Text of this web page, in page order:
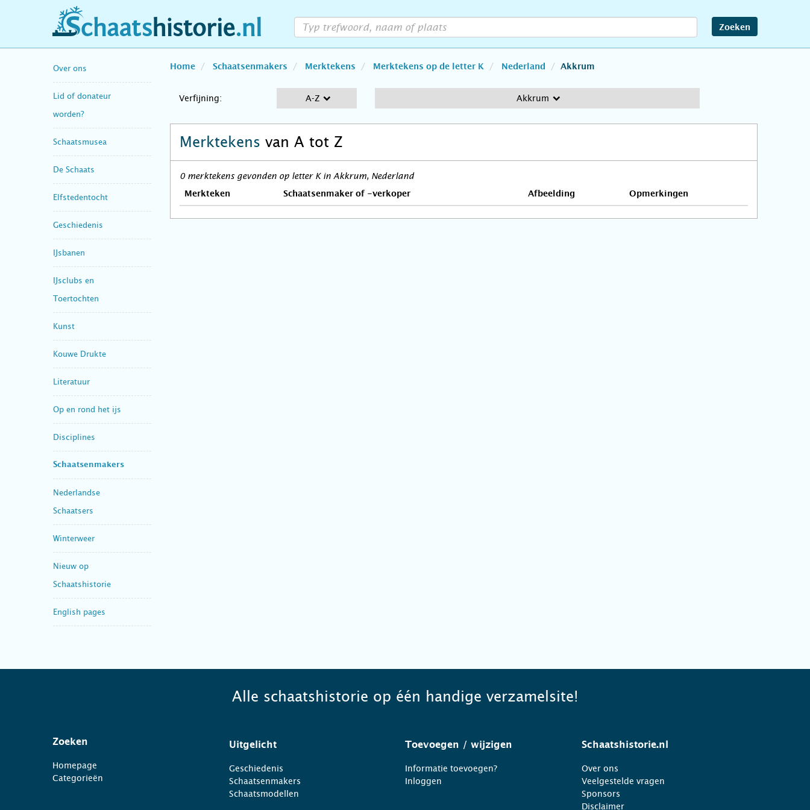
schaatshistorie.nl Zoeken
Over ons
Lid of donateur
worden?
Schaatsmusea
De Schaats
Elfstedentocht
Geschiedenis
IJsbanen
IJsclubs en
Toertochten
Kunst
Kouwe Drukte
Literatuur
Op en rond het ijs
Disciplines
Schaatsenmakers
Nederlandse
Schaatsers
Winterweer
Nieuw op
Schaatshistorie
English pages
Home Schaatsenmakers Merktekens Merktekens op de letter K Nederland Akkrum
Verfijning: A-Z Akkrum
Merktekens van A tot Z
0 merktekens gevonden op letter K in Akkrum, Nederland
Merkteken Schaatsenmaker of -verkoper Afbeelding Opmerkingen
Alle schaatshistorie op één handige verzamelsite!
Zoeken
Homepage
Categorieën
Uitgelicht
Geschiedenis
Schaatsenmakers
Schaatsmodellen
Toevoegen / wijzigen
Informatie toevoegen?
Inloggen
Schaatshistorie.nl
Over ons
Veelgestelde vragen
Sponsors
Disclaimer